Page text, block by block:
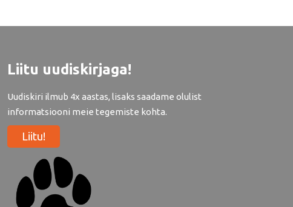
Liitu uudiskirjaga!
Uudiskiri ilmub 4x aastas, lisaks saadame olulist
informatsiooni meie tegemiste kohta.
Liitu!